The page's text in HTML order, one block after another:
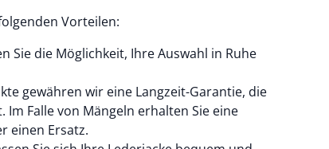
Vorteilen:
Sie die Möglichkeit, Ihre Auswahl in Ruhe
gewähren wir eine Langzeit-Garantie, die
Falle von Mängeln erhalten Sie eine
einen Ersatz.